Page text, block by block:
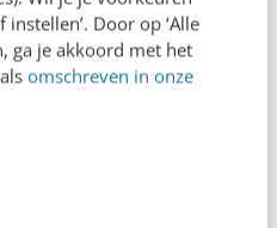
Door op ‘Alle
ga je akkoord met het
omschreven in onze